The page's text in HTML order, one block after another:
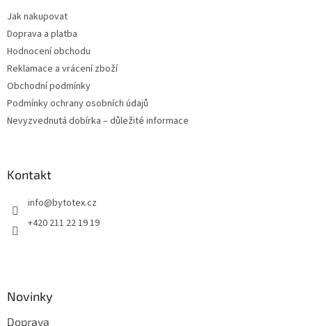
Jak nakupovat
Doprava a platba
Hodnocení obchodu
Reklamace a vrácení zboží
Obchodní podmínky
Podmínky ochrany osobních údajů
Nevyzvednutá dobírka – důležité informace
Kontakt
info@bytotex.cz
+420 211 22 19 19
Novinky
Doprava